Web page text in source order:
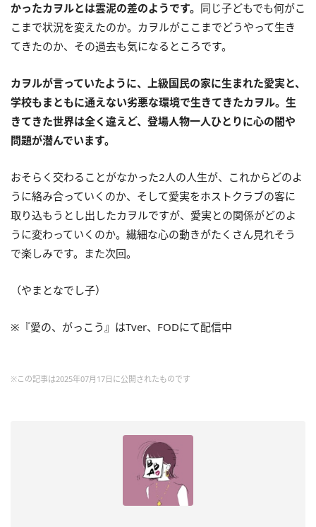
かったカヲルとは雲泥の差のようです。 同じ子どもでも何がこ
こまで状況を変えたのか。カヲルがここまでどうやって生き
てきたのか、その過去も気になるところです。
カヲルが言っていたように、上級国民の家に生まれた愛実と、
学校もまともに通えない劣悪な環境で生きてきたカヲル。生
きてきた世界は全く違えど、登場人物一人ひとりに心の闇や
問題が潜んでいます。
おそらく交わることがなかった2人の人生が、これからどのよ
うに絡み合っていくのか、そして愛実をホストクラブの客に
取り込もうとし出したカヲルですが、愛実との関係がどのよ
うに変わっていくのか。繊細な心の動きがたくさん見れそう
で楽しみです。また次回。
（やまとなでし子）
※『愛の、がっこう』はTver、FODにて配信中
※この記事は2025年07月17日に公開されたものです